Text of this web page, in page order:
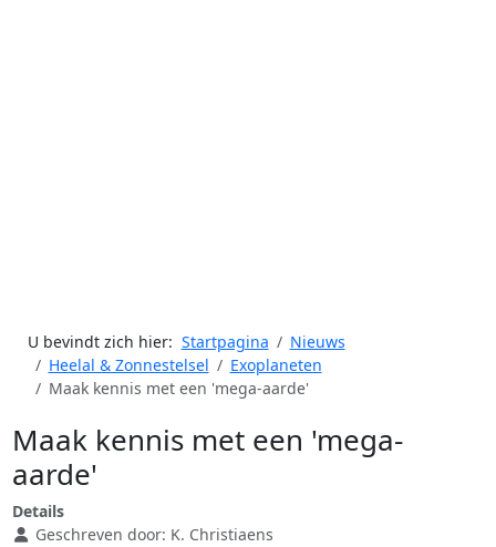
U bevindt zich hier: Startpagina
Nieuws
Heelal & Zonnestelsel
Exoplaneten
Maak kennis met een 'mega-aarde'
Maak kennis met een 'mega-
aarde'
Details
Geschreven door: K. Christiaens